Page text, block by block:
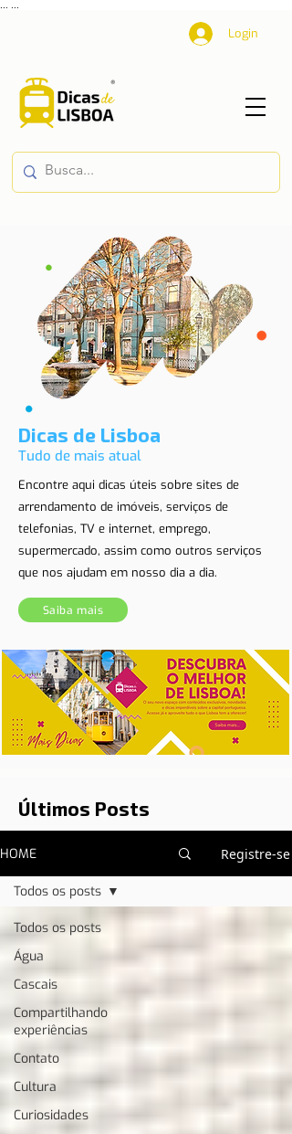
Login
Dicas de Lisboa
Tudo de mais atual
Encontre aqui dicas úteis sobre sites de
arrendamento de imóveis, serviços de
telefonias, TV e internet, emprego,
supermercado, assim como outros serviços
que nos ajudam em nosso dia a dia.
Saiba mais
Últimos Posts
HOME Registre-se
Todos os posts
Água
Cascais
Compartilhando
experiências
Contato
Cultura
Curiosidades
Todos os posts